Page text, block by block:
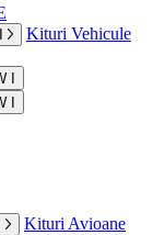
Kituri Vehicule
I
I
Kituri Avioane